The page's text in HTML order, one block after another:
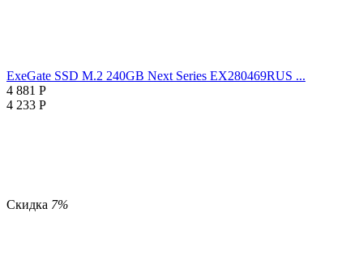
ExeGate SSD M.2 240GB Next Series EX280469RUS ...
4 881 Р
4 233 Р
Скидка 7%